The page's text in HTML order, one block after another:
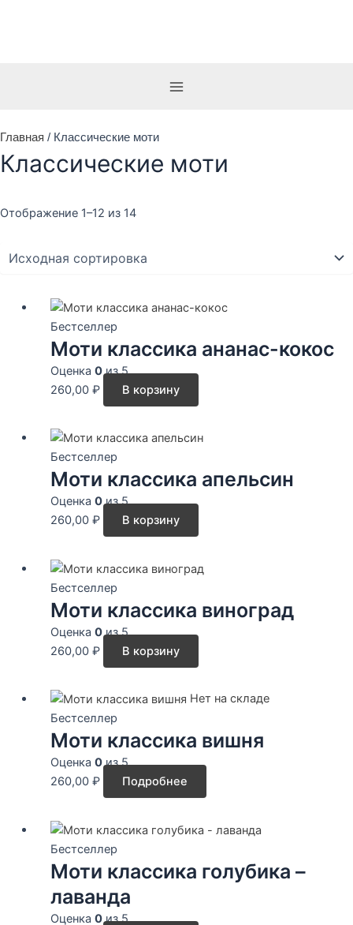
Главная / Классические моти
Классические моти
Отображение 1–12 из 14
Бестселлер
Моти классика ананас-кокос
Оценка 0из 5
260,00 ₽ В корзину
Бестселлер
Моти классика апельсин
Оценка 0из 5
260,00 ₽ В корзину
Бестселлер
Моти классика виноград
Оценка 0из 5
260,00 ₽ В корзину
Нет на складе
Бестселлер
Моти классика вишня
Оценка 0из 5
260,00 ₽ Подробнее
Бестселлер
Моти классика голубика –
лаванда
Оценка 0из 5